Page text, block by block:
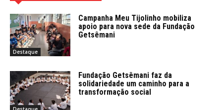
Destaque
Campanha Meu Tijolinho mobiliza
apoio para nova sede da Fundação
Getsêmani
Fundação Getsêmani faz da
solidariedade um caminho para a
transformação social